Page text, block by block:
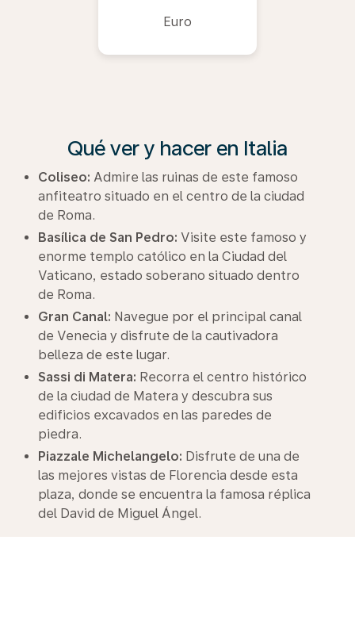
Euro
Qué ver y hacer en Italia
Coliseo: Admire las ruinas de este famoso
anfiteatro situado en el centro de la ciudad
de Roma.
Basílica de San Pedro: Visite este famoso y
enorme templo católico en la Ciudad del
Vaticano, estado soberano situado dentro
de Roma.
Gran Canal: Navegue por el principal canal
de Venecia y disfrute de la cautivadora
belleza de este lugar.
Sassi di Matera: Recorra el centro histórico
de la ciudad de Matera y descubra sus
edificios excavados en las paredes de
piedra.
Piazzale Michelangelo: Disfrute de una de
las mejores vistas de Florencia desde esta
plaza, donde se encuentra la famosa réplica
del David de Miguel Ángel.